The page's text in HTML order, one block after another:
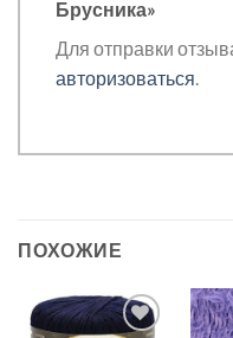
Брусника»
Для отправки
авторизоваться.
ПОХОЖИЕ